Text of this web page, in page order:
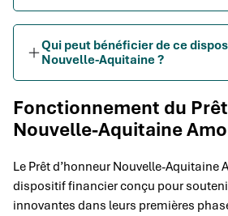
Qui peut bénéficier de ce
Nouvelle-Aquitaine ?
Fonctionnement du
Nouvelle-Aquitaine
Le Prêt d’honneur Nouvelle-Aquitaine
dispositif financier conçu pour
innovantes dans leurs premières